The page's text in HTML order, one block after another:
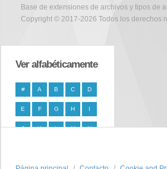
Base de extensiones de archivos y tipos de
Copyright © 2017-2026 Todos los derechos
Ver alfabéticamente
# A B C D
E F G H I
J K L M N
T U V W X